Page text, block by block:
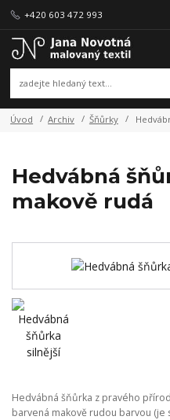
+420 603 472 993
Úvod Archiv Šňůrky
Hedvábná
makově rudá
Hedvábná šňůrka z pravého
barvená makově rudou barvou (je